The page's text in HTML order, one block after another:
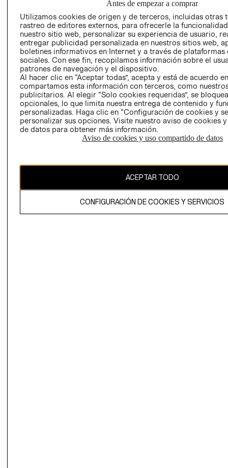
PRENSA
RELACIÓN CON
INVERSIONISTAS
POLÍTICA
EMPRESARIAL
TIENDAS
- RETIRO EN
TIENDA
TÉRMINOS Y
CONDICIONES
AVISO DE
PRIVACIDAD
GIFT CARD
AVISO DE
COOKIES
CAMBIAR REGIÓN
Antes de empezar a comprar
Utilizamos cookies de origen y de terceros, incluidas otras
rastreo de editores externos, para ofrecerle la
nuestro sitio web, personalizar su experiencia de usuario,
entregar publicidad personalizada en nuestros sitios web,
boletines informativos en Internet y a través de plataformas
sociales. Con ese fin, recopilamos información sobre el
patrones de navegación y el dispositivo.
Al hacer clic en “Aceptar todas”, acepta y está de acuerdo
compartamos esta información con terceros, como
publicitarios. Al elegir “Solo cookies requeridas”, se
opcionales, lo que limita nuestra entrega de contenido y
personalizadas. Haga clic en “Configuración de cookies y
personalizar sus opciones. Visite nuestro aviso de cookies
de datos para obtener más información.
Aviso de cookies y uso compartido de datos
ACEPTAR TODO
CONFIGURACIÓN DE COOKIES Y SERVICIOS